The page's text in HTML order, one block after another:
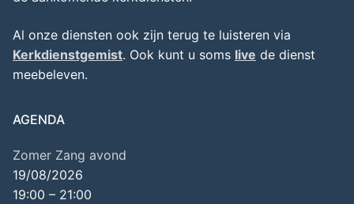
Al onze diensten ook zijn terug te luisteren via
Kerkdienstgemist. Ook kunt u soms live de dienst
meebeleven.
AGENDA
Zomer Zang avond
19/08/2026
19:00 – 21:00